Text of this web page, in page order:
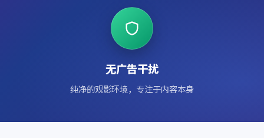
无广告干扰
纯净的观影环境，专注于内容本身